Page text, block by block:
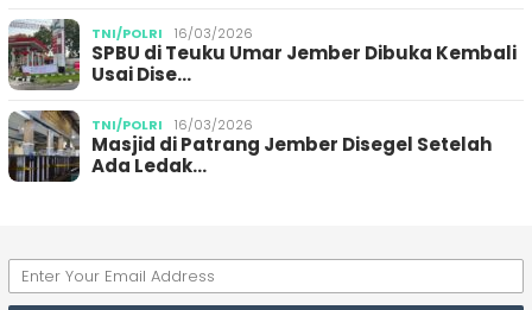
TNI/POLRI 16/03/2026
SPBU di Teuku Umar Jember Dibuka Kembali
Usai Dise…
TNI/POLRI 16/03/2026
Masjid di Patrang Jember Disegel Setelah
Ada Ledak…